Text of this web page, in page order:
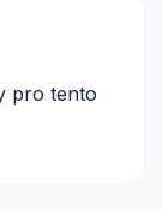
pro tento